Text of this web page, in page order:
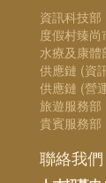
資訊科技部
度假村臻尚
水療及康體
供應鏈 (資
供應鏈 (營
旅遊服務部
貴賓服務部
聯絡我們